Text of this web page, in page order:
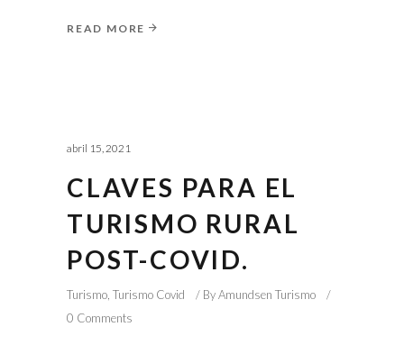
READ MORE
abril 15, 2021
CLAVES PARA EL
TURISMO RURAL
POST-COVID.
Turismo Turismo Covid ByAmundsen Turismo
0 Comments